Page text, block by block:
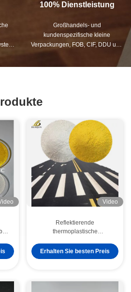
100% Dienstleistung
Großhandels- und
kundenspezifische kleine
Verpackungen, FOB, CIF, DDU und
DDP. Lassen Sie uns Ihnen helfen,
Video
Reflektierende
thermoplastische
ausgezeichnete
Wetterbeständigkeit, geringer
Erhalten Sie besten Preis